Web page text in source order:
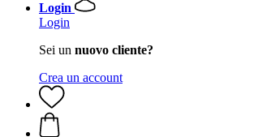
Login
Login
Sei un nuovo cliente?
Crea un account